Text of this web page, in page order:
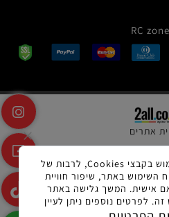
RC
אתרים
לידיעתך, באתרנו נעשה שימוש בקבצי Cookies, לרבות של
השימוש באתר, שיפור חוויית
אישית. המשך גלישה באתר
לפרטים נוספים ניתן לעיין